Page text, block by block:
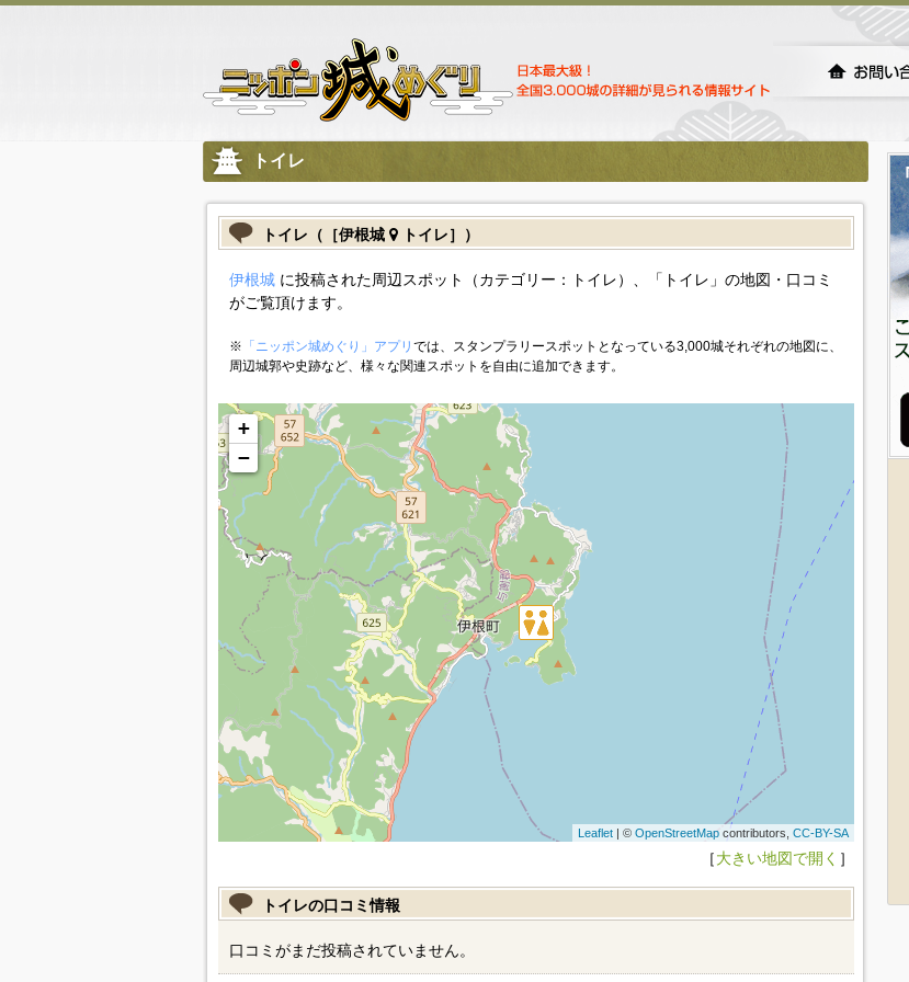
トイレ
トイレ（［伊根城 トイレ］）
伊根城に投稿された周辺スポット（カテゴリー：トイレ）、「トイレ」の地図・口コミ
がご覧頂けます。
※ 「ニッポン城めぐり」アプリ では、スタンプラリースポットとなっている3,000城それぞれの地図に、
周辺城郭や史跡など、様々な関連スポットを自由に追加できます。
+
−
Leaflet| © OpenStreetMapcontributors, CC-BY-SA
［大きい地図で開く ］
トイレの口コミ情報
口コミがまだ投稿されていません。